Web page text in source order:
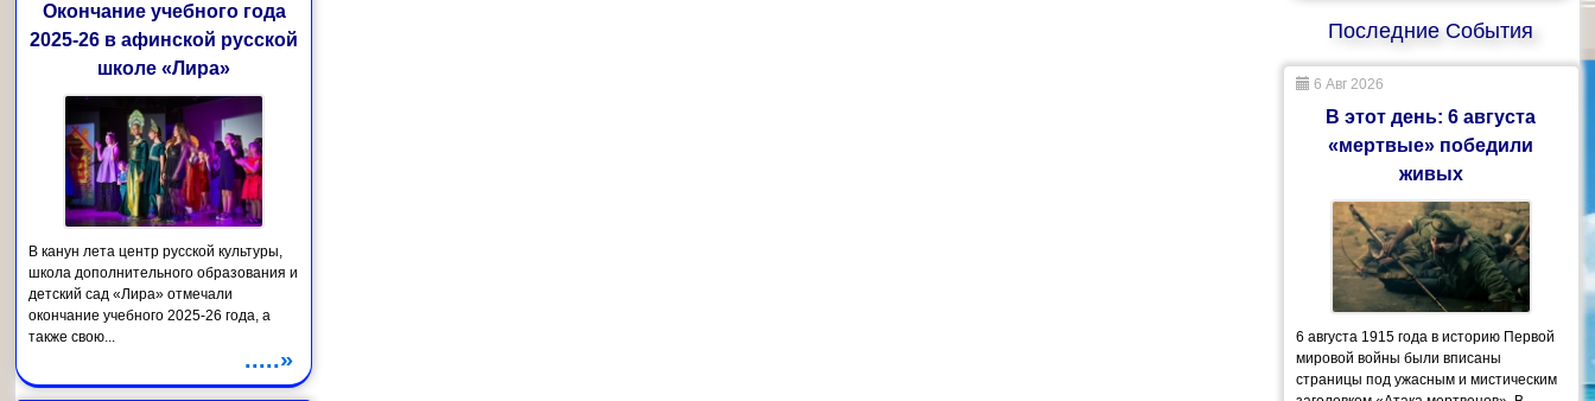
Окончание учебного года
2025-26 в афинской русской
школе «Лира»
В канун лета центр русской культуры,
школа дополнительного образования и
детский сад «Лира» отмечали
окончание учебного 2025-26 года, а
также свою...
.....»
Последние События
6 Авг 2026
В этот день: 6 августа
«мертвые» победили
живых
6 августа 1915 года в историю Первой
мировой войны были вписаны
страницы под ужасным и мистическим